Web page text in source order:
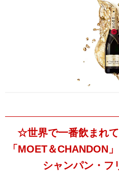
☆世界で一番飲まれ
「MOET＆CHANDON
シャンパン・フ